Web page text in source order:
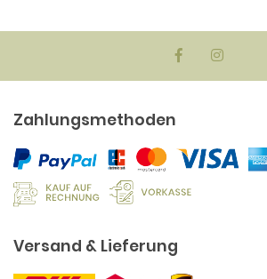
Zahlungsmethoden
Versand & Lieferung